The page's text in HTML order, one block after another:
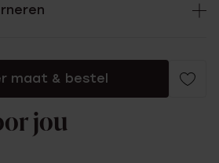
maat & bestel
jou